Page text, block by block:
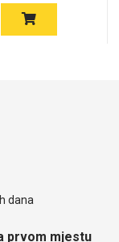
dana
prvom mjestu